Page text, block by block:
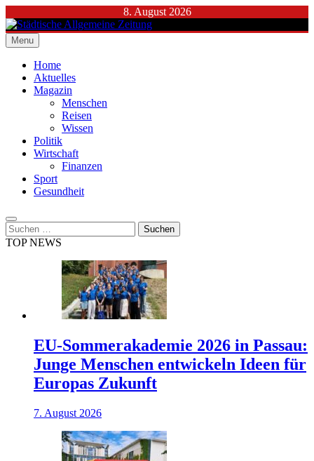
to
content
8. August 2026
Städtische Allgemeine Zeitung
Menu
Home
Aktuelles
Magazin
Menschen
Reisen
Wissen
Politik
Wirtschaft
Finanzen
Sport
Gesundheit
Suchen
nach:
TOP NEWS
EU-Sommerakademie 2026 in Passau:
Junge Menschen entwickeln Ideen für
Europas Zukunft
7. August 2026